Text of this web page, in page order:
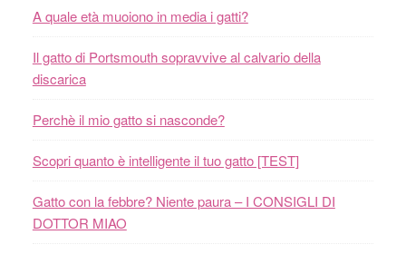
A quale età muoiono in media i gatti?
Il gatto di Portsmouth sopravvive al calvario della
discarica
Perchè il mio gatto si nasconde?
Scopri quanto è intelligente il tuo gatto [TEST]
Gatto con la febbre? Niente paura – I CONSIGLI DI
DOTTOR MIAO